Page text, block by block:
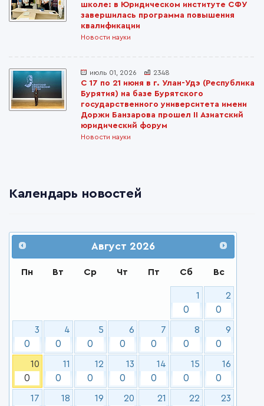
школе: в Юридическом институте СФУ
завершилась программа повышения
квалификации
Новости науки
июль 01, 2026 2348
С 17 по 21 июня в г. Улан-Удэ (Республика
Бурятия) на базе Бурятского
государственного университета имени
Доржи Банзарова прошел II Азиатский
юридический форум
Новости науки
Календарь новостей
Август 2026
Пн Вт Ср Чт Пт Сб Вс
1
0
2
0
3
0
4
0
5
0
6
0
7
0
8
0
9
0
10
0
11
0
12
0
13
0
14
0
15
0
16
0
17 18 19 20 21 22 23